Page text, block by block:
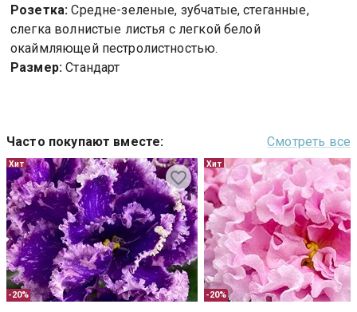
Розетка: Средне-зеленые, зубчатые, стеганные,
слегка волнистые листья с легкой белой
окаймляющей пестролистностью.
Размер: Стандарт
Часто покупают вместе: Смотреть все
-20%
Хит
-20%
Хит